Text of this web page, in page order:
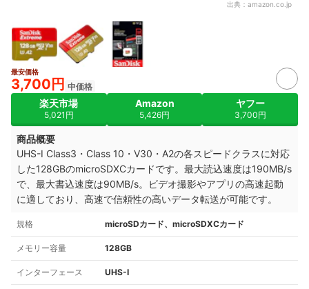
出典： amazon.co.jp
最安価格
3,700円 中価格
楽天市場
5,021円
Amazon
5,426円
ヤフー
3,700円
商品概要
UHS-I Class3・Class 10・V30・A2の各スピードクラスに対応
した128GBのmicroSDXCカードです。最大読込速度は190MB/s
で、最大書込速度は90MB/s。ビデオ撮影やアプリの高速起動
に適しており、高速で信頼性の高いデータ転送が可能です。
規格 microSDカード、microSDXCカード
メモリー容量 128GB
インターフェース UHS-I